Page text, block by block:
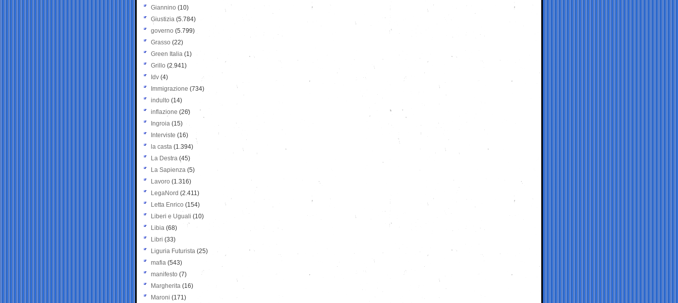
Giannino (10)
Giustizia (5.784)
governo (5.799)
Grasso (22)
Green Italia (1)
Grillo (2.941)
Idv (4)
Immigrazione (734)
indulto (14)
inflazione (26)
Ingroia (15)
Interviste (16)
la casta (1.394)
La Destra (45)
La Sapienza (5)
Lavoro (1.316)
LegaNord (2.411)
Letta Enrico (154)
Liberi e Uguali (10)
Libia (68)
Libri (33)
Liguria Futurista (25)
mafia (543)
manifesto (7)
Margherita (16)
Maroni (171)